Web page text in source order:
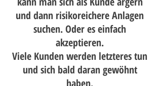
und dann risikoreichere Anlagen
suchen. Oder es einfach
akzeptieren.
Viele Kunden werden letzteres tun
und sich bald daran gewöhnt
haben.